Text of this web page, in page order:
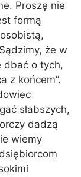
Proszę nie
formą
że w
dbać o tych,
z końcem”.
słabszych,
dadzą
wiemy